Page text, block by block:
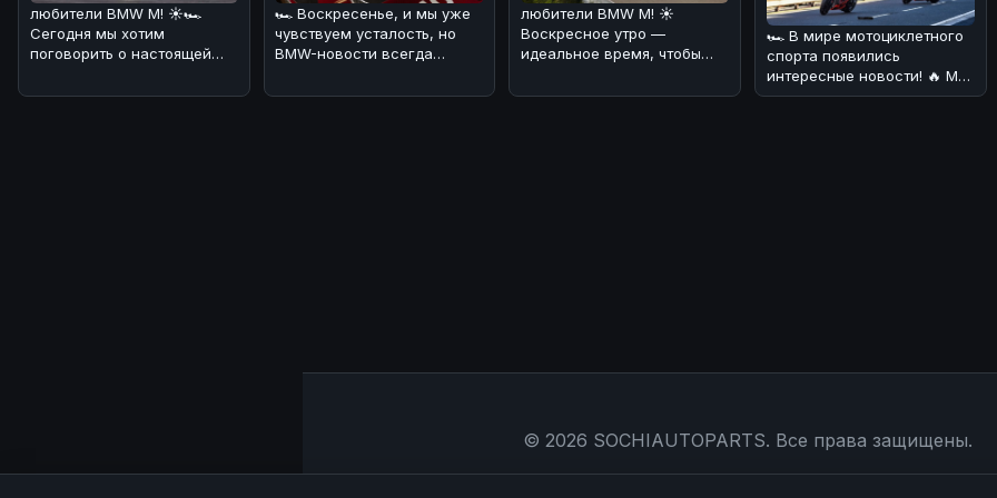
любители BMW M! ☀️🏎
Сегодня мы хотим
поговорить о настоящей
По нашему мнен
🏎 Воскресенье, и мы уже
чувствуем усталость, но
BMW-новости всегда
Сегодня хот
любители BMW M! ☀️
Воскресное утро —
идеальное время, чтобы
из мира электромо
🏎 В мире мотоциклетного
спорта появились
интересные новости! 🔥 Мы
разобрались, что BMW
© 2026 SOCHIAUTOPARTS. Все права защищены.